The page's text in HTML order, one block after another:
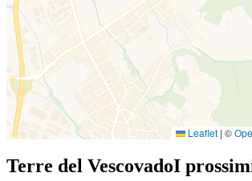
Leaflet | ©
Terre del VescovadoI